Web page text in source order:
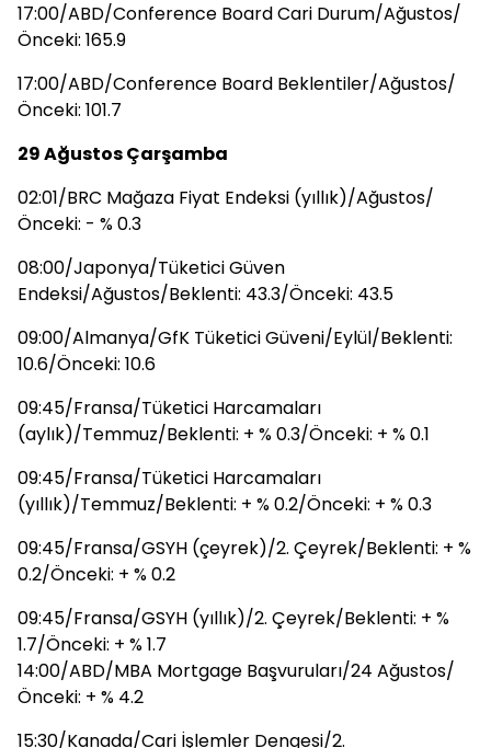
17:00/ABD/Conference Board Cari Durum/Ağustos/
Önceki: 165.9
17:00/ABD/Conference Board Beklentiler/Ağustos/
Önceki: 101.7
29 Ağustos Çarşamba
02:01/BRC Mağaza Fiyat Endeksi (yıllık)/Ağustos/
Önceki: - % 0.3
08:00/Japonya/Tüketici Güven
Endeksi/Ağustos/Beklenti: 43.3/Önceki: 43.5
09:00/Almanya/GfK Tüketici Güveni/Eylül/Beklenti:
10.6/Önceki: 10.6
09:45/Fransa/Tüketici Harcamaları
(aylık)/Temmuz/Beklenti: + % 0.3/Önceki: + % 0.1
09:45/Fransa/Tüketici Harcamaları
(yıllık)/Temmuz/Beklenti: + % 0.2/Önceki: + % 0.3
09:45/Fransa/GSYH (çeyrek)/2. Çeyrek/Beklenti: + %
0.2/Önceki: + % 0.2
09:45/Fransa/GSYH (yıllık)/2. Çeyrek/Beklenti: + %
1.7/Önceki: + % 1.7
14:00/ABD/MBA Mortgage Başvuruları/24 Ağustos/
Önceki: + % 4.2
15:30/Kanada/Cari İşlemler Dengesi/2.